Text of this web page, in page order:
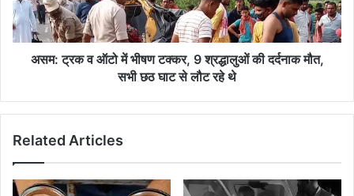
टक्कर,
9
श्रद्धालुओं
घाट
रहे
असम: ट्रक व ऑटो में भीषण टक्कर, 9 श्रद्धालुओं की दर्दनाक मौत,
सभी छठ घाट से लौट रहे थे
Related Articles